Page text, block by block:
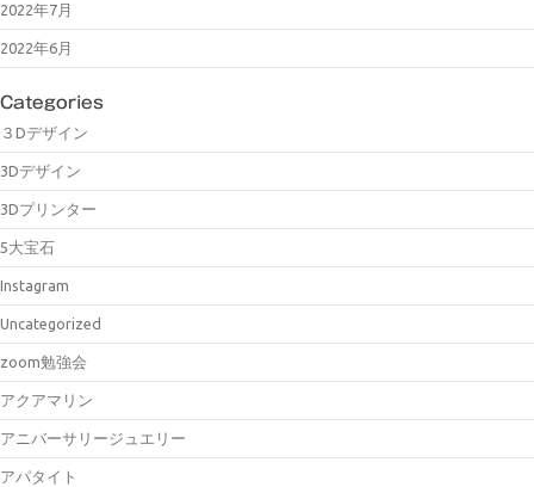
2022年7月
2022年6月
Categories
３Dデザイン
3Dデザイン
3Dプリンター
5大宝石
Instagram
Uncategorized
zoom勉強会
アクアマリン
アニバーサリージュエリー
アパタイト